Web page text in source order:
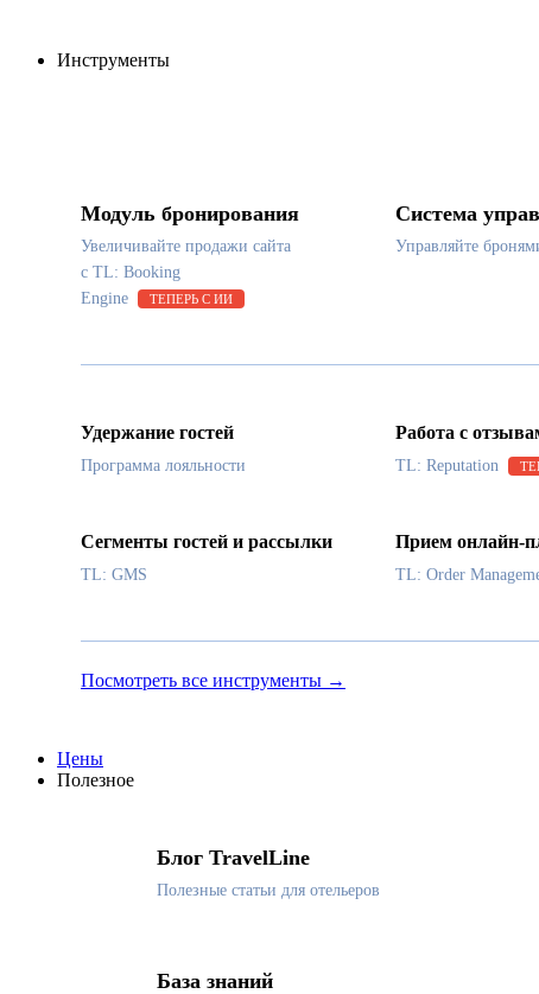
Инструменты
Модуль бронирования
Увеличивайте продажи сайта
с TL: Booking
Engine
ТЕПЕРЬ С ИИ
Система
Управляйте
Удержание гостей
Программа лояльности
Работа с
TL: Reputation
Сегменты гостей и рассылки
TL: GMS
Прием онлайн-
TL: Order
Посмотреть все инструменты →
Цены
Полезное
Блог TravelLine
Полезные статьи для отельеров
База знаний